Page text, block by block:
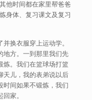
他时间都在家里帮爸爸
身体、复习课文及复习
换衣服穿上运动学。
地方。一到那里我们先
炼。我们在篮球场打篮
天儿，我的表弟说以后
时间如果不锻炼，我们
家。